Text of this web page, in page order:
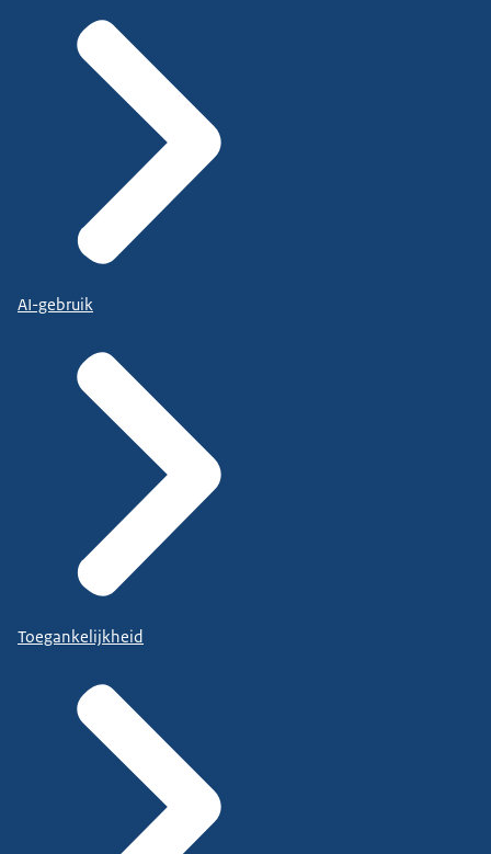
AI-gebruik
Toegankelijkheid